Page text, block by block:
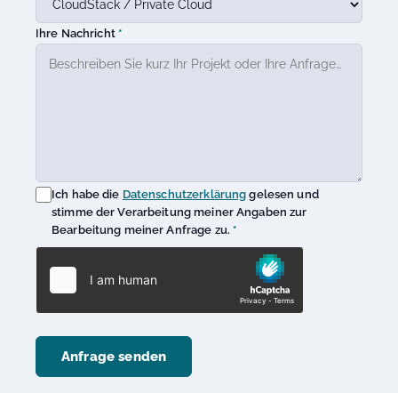
Ihre Nachricht *
Ich habe die Datenschutzerklärung gelesen und
stimme der Verarbeitung meiner Angaben zur
Bearbeitung meiner Anfrage zu.*
Anfrage senden